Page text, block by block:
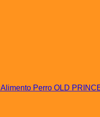
Alimento Perro OLD